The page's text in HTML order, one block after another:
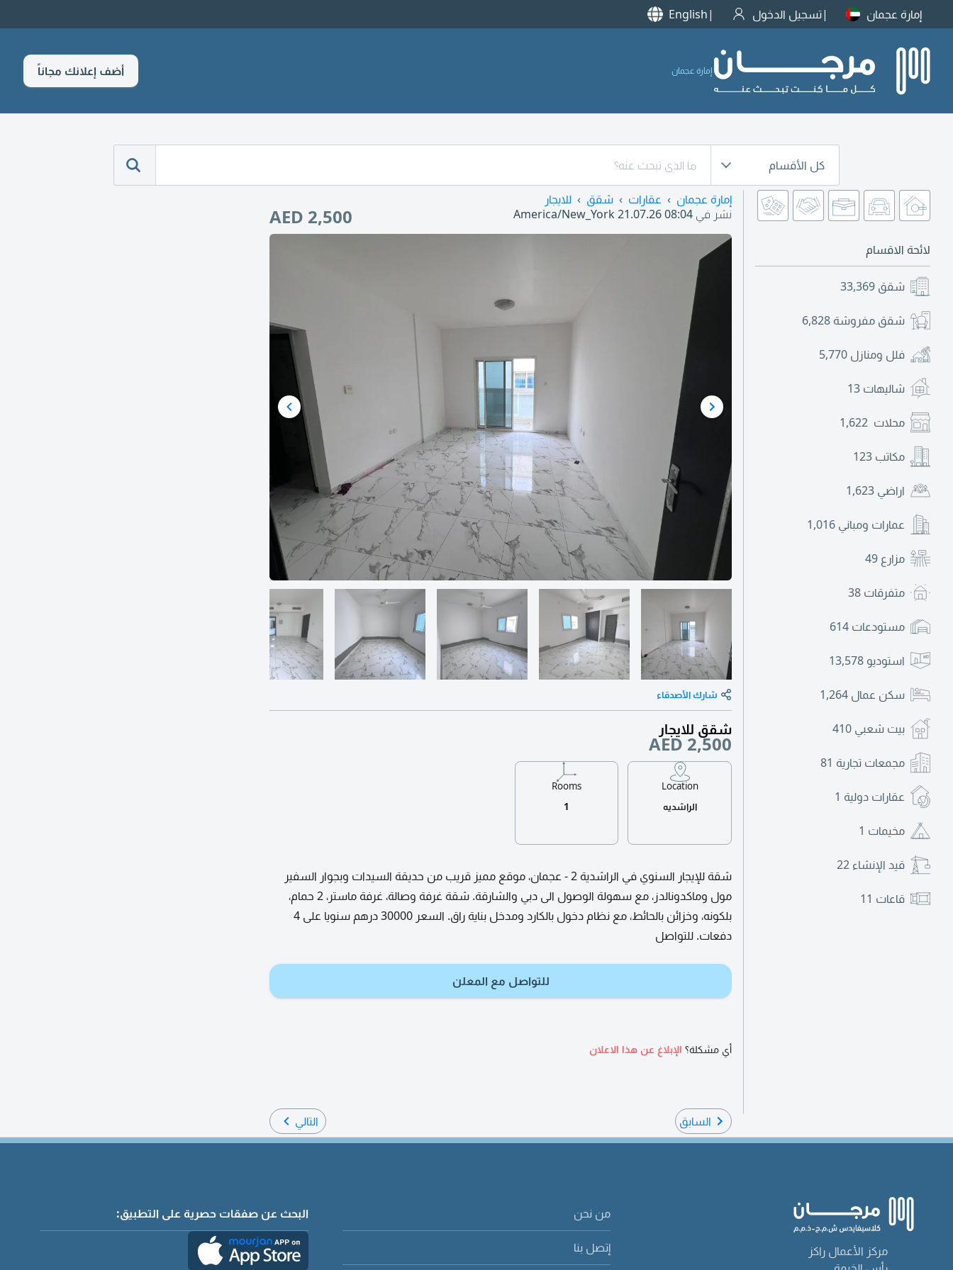
إمارة عجمان تسجيل الدخول English
إمارة عجمان أضف إعلانك مجاناً
كل الأقسام
لائحة الاقسام
شقق 33,369
شقق مفروشة 6,828
فلل ومنازل 5,770
شاليهات 13
محلات 1,622
مكاتب 123
اراضي 1,623
عمارات ومباني 1,016
مزارع 49
متفرقات 38
مستودعات 614
استوديو 13,578
سكن عمال 1,264
بيت شعبي 410
مجمعات تجارية 81
عقارات دولية 1
مخيمات 1
قيد الإنشاء 22
قاعات 11
إمارة عجمان عقارات شقق
للايجار
نشر في 21.07.26 08:04
AED 2,500
شارك الأصدقاء
شقق للايجار
AED 2,500
Location
الراشديه
Rooms
1
شقة للإيجار السنوي في الراشدية 2 - عجمان، موقع مميز قريب من حديقة السيدات وبجوار السفير
مول وماكدونالدز، مع سهولة الوصول الى دبي والشارقة. شقة غرفة وصالة، غرفة ماستر، 2 حمام،
بلكونه، وخزائن بالحائط، مع نظام دخول بالكارد ومدخل بناية راق. السعر 30000 درهم سنويا على 4
دفعات. للتواصل
للتواصل مع المعلن
أي مشكلة؟ الإبلاغ عن هذا الاعلان
السابق التالي
مركز الأعمال راكز
من نحن
إتصل بنا
البحث عن صفقات حصرية على التطبيق: